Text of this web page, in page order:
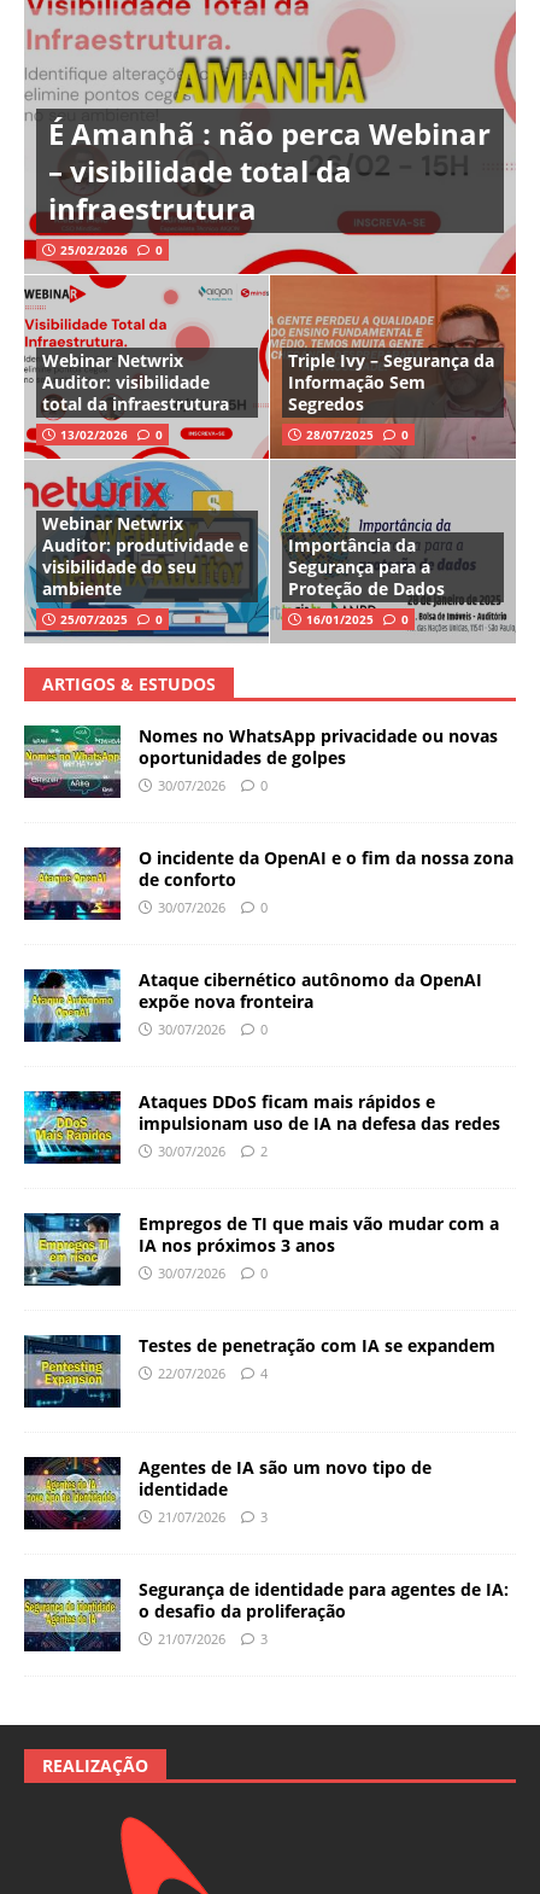
É Amanhã : não perca Webinar
– visibilidade total da
infraestrutura
25/02/2026 0
Webinar Netwrix
Auditor: visibilidade
total da infraestrutura
13/02/2026 0
Triple Ivy – Segurança da
Informação Sem
Segredos
28/07/2025 0
Webinar Netwrix
Auditor: produtividade e
visibilidade do seu
ambiente
25/07/2025 0
Importância da
Segurança para a
Proteção de Dados
16/01/2025 0
ARTIGOS & ESTUDOS
Nomes no WhatsApp privacidade ou novas
oportunidades de golpes
30/07/2026 0
O incidente da OpenAI e o fim da nossa zona
de conforto
30/07/2026 0
Ataque cibernético autônomo da OpenAI
expõe nova fronteira
30/07/2026 0
Ataques DDoS ficam mais rápidos e
impulsionam uso de IA na defesa das redes
30/07/2026 2
Empregos de TI que mais vão mudar com a
IA nos próximos 3 anos
30/07/2026 0
Testes de penetração com IA se expandem
22/07/2026 4
Agentes de IA são um novo tipo de
identidade
21/07/2026 3
Segurança de identidade para agentes de IA:
o desafio da proliferação
21/07/2026 3
REALIZAÇÃO